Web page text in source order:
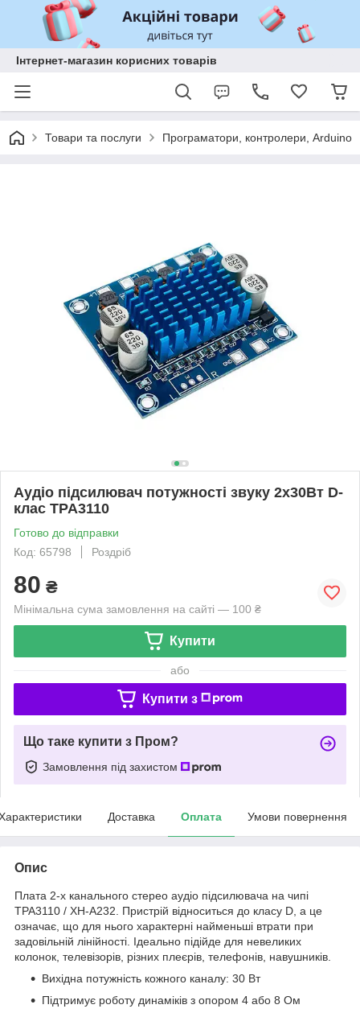
Інтернет-магазин корисних товарів
Товари та послуги Програматори, контролери, Arduino
Аудіо підсилювач потужності звуку 2x30Вт D-
клас TPA3110
Готово до відправки
Код: 65798
Роздріб
80 ₴
Мінімальна сума замовлення на сайті — 100 ₴
Купити
або
Купити з
Що таке купити з Пром?
Замовлення під захистом
Доставка Оплата Умови повернення
Опис
Плата 2-х канального стерео аудіо підсилювача на чипі
TPA3110 / XH-А232. Пристрій відноситься до класу D, а це
означає, що для нього характерні найменьші втрати при
задовільній лінійності. Ідеально підійде для невеликих
колонок, телевізорів, різних плеєрів, телефонів, навушників.
Вихідна потужність кожного каналу: 30 Вт
Підтримує роботу динаміків з опором 4 або 8 Ом